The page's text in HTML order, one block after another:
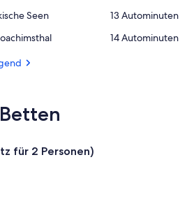
Seen
‪13 Autominuten‬
‪14 Autominuten‬
für 2 Personen)